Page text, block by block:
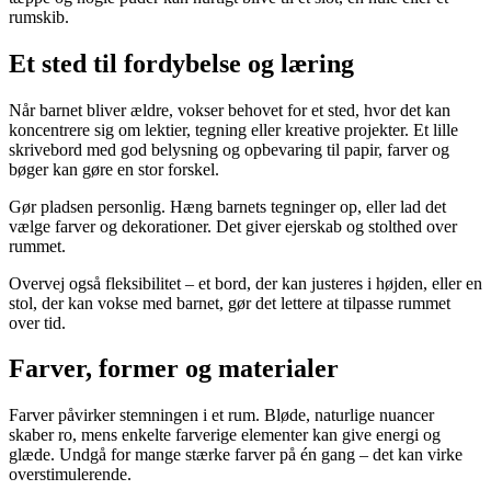
rumskib.
Et sted til fordybelse og læring
Når barnet bliver ældre, vokser behovet for et sted, hvor det kan
koncentrere sig om lektier, tegning eller kreative projekter. Et lille
skrivebord med god belysning og opbevaring til papir, farver og
bøger kan gøre en stor forskel.
Gør pladsen personlig. Hæng barnets tegninger op, eller lad det
vælge farver og dekorationer. Det giver ejerskab og stolthed over
rummet.
Overvej også fleksibilitet – et bord, der kan justeres i højden, eller en
stol, der kan vokse med barnet, gør det lettere at tilpasse rummet
over tid.
Farver, former og materialer
Farver påvirker stemningen i et rum. Bløde, naturlige nuancer
skaber ro, mens enkelte farverige elementer kan give energi og
glæde. Undgå for mange stærke farver på én gang – det kan virke
overstimulerende.